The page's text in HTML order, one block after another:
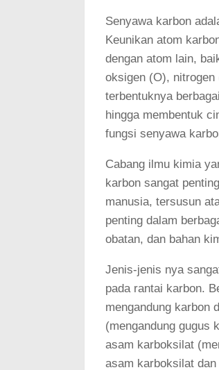
Senyawa karbon
Keunikan atom
dengan atom lain,
oksigen (O),
terbentuknya
hingga membentuk
fungsi senyawa
Cabang ilmu kimia
karbon sangat
manusia, tersusun
penting dalam
obatan, dan bahan
Jenis-jenis nya
pada rantai karbon.
mengandung karbon
(mengandung gugus
asam karboksilat
asam karboksilat